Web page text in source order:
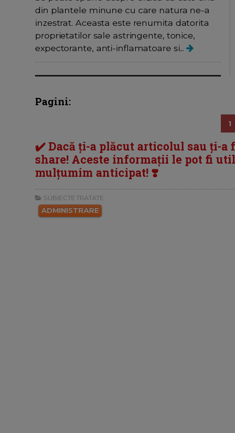
din plantele minune cu care natura ne-a
inzestrat. Aceasta este renumita datorita
proprietatilor sale astringente, tonice,
expectorante, anti-inflamatoare si...
Pagini:
1
✔️ Dacă ți-a plăcut articolul sau ți-a
share! Aceste informații le pot fi
mulțumim anticipat! ❣️
SUBIECTE TRATATE:
ADMINISTRARE